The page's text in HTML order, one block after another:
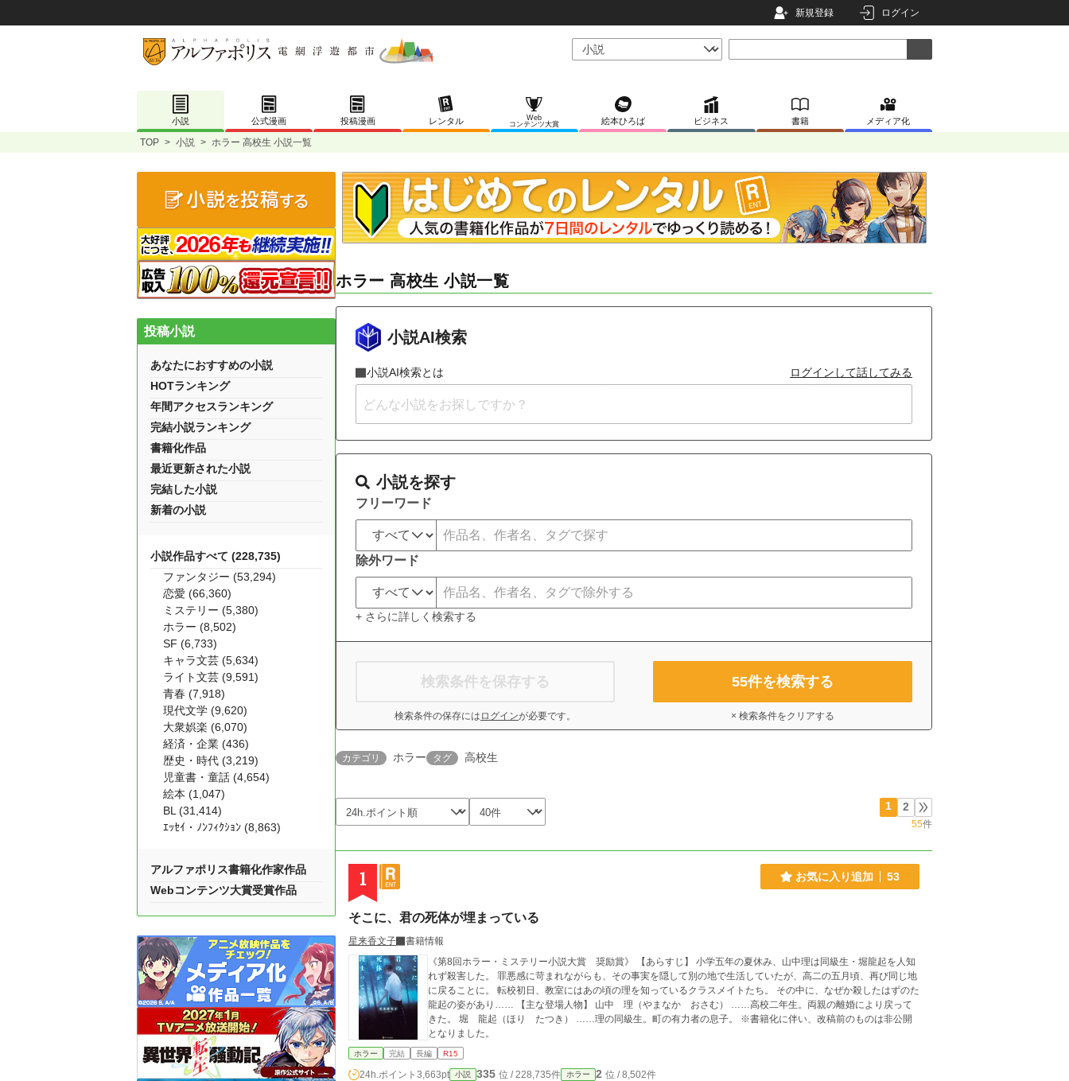
新規登録 ログイン
小説 公式漫画 投稿漫画 レンタル
Web
コンテンツ大賞
絵本ひろば ビジネス 書籍 メディア化
TOP > 小説 > ホラー 高校生 小説一覧
ホラー 高校生 小説一覧
小説AI検索
小説AI検索とは ログインして話してみる
小説を探す
フリーワード
除外ワード
+ さらに詳しく検索する
検索条件を保存する
検索条件の保存には ログインが必要です。
55件を検索する
× 検索条件をクリアする
カテゴリ ホラー タグ 高校生
1 2
55件
1 お気に入り追加 53
そこに、君の死体が埋まっている
星来香文子
書籍情報
《第8回ホラー・ミステリー小説大賞 奨励賞》 【あらすじ】 小学五年の夏休み、山中理は同級生・堀龍起を人知
れず殺害した。 罪悪感に苛まれながらも、その事実を隠して別の地で生活していたが、高二の五月頃、再び同じ地
に戻ることに。 転校初日、教室にはあの頃の理を知っているクラスメイトたち。 その中に、なぜか殺したはずのた
龍起の姿があり…… 【主な登場人物】 山中 理（やまなか おさむ） ……高校二年生。両親の離婚により戻って
きた。 堀 龍起（ほり たつき） ……理の同級生。町の有力者の息子。 ※書籍化に伴い、改稿前のものは非公開
となりました。
ホラー 完結 長編 R15
24h.ポイント 3,663pt 小説 335 位 / 228,735件 ホラー 2 位 / 8,502件
投稿小説
あなたにおすすめの小説
HOTランキング
年間アクセスランキング
完結小説ランキング
書籍化作品
最近更新された小説
完結した小説
新着の小説
小説作品すべて (228,735)
ファンタジー (53,294)
恋愛 (66,360)
ミステリー (5,380)
ホラー (8,502)
SF (6,733)
キャラ文芸 (5,634)
ライト文芸 (9,591)
青春 (7,918)
現代文学 (9,620)
大衆娯楽 (6,070)
経済・企業 (436)
歴史・時代 (3,219)
児童書・童話 (4,654)
絵本 (1,047)
BL (31,414)
ｴｯｾｲ・ﾉﾝﾌｨｸｼｮﾝ (8,863)
アルファポリス書籍化作家作品
Webコンテンツ大賞受賞作品